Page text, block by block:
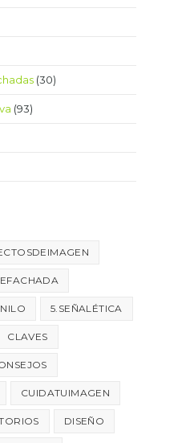
(30)
(93)
5.SEÑALÉTICA
CLAVES
CUIDATUIMAGEN
DISEÑO